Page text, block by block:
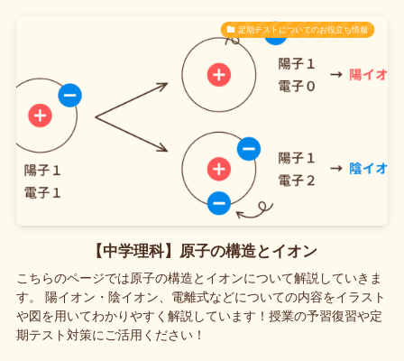
定期テストについてのお役立ち情報
【中学理科】原子の構造とイオン
こちらのページでは原子の構造とイオンについて解説していきま
す。 陽イオン・陰イオン、電離式などについての内容をイラスト
や図を用いてわかりやすく解説しています！授業の予習復習や定
期テスト対策にご活用ください！